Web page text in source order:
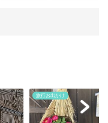
旅行お出かけ